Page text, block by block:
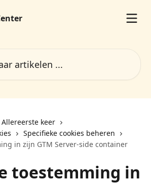
Allereerste keer
Specifieke cookies beheren
in zijn GTM Server-side container
toestemming in